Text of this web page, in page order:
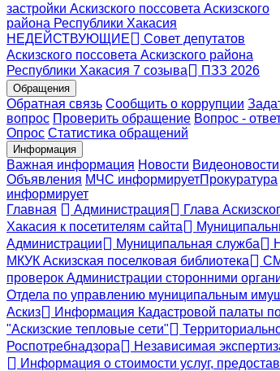
застройки Аскизского поссовета Аскизского
района Республики Хакасия
НЕДЕЙСТВУЮЩИЕ
Совет депутатов
Аскизского поссовета Аскизского района
Республики Хакасия 7 созыва
ПЗЗ 2026
Обращения
Обратная связь Сообщить о коррупции
вопрос Проверить обращение Вопрос -
Опрос Статистика обращений
Информация
Важная информация Новости Видеоновости
Объявления МЧС информируетПрокуратура
информирует
Главная
Администрация Глава
Хакасия к посетителям сайта
Администрации
Муниципальная служба
МКУК Аскизская поселковая библиотека
проверок Администрации сторонними
Отдела по управлению муниципальным
Аскиз
Информация Кадастровой палаты
"Аскизские тепловые сети"
Роспотребнадзора
Независимая
Информация о стоимости услуг,